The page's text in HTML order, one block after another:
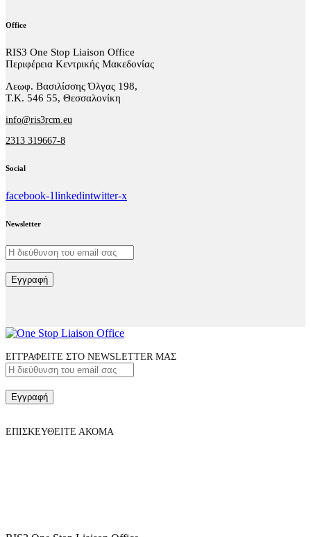
Office
RIS3 One Stop Liaison Office
Περιφέρεια Κεντρικής Μακεδονίας
Λεωφ. Βασιλίσσης Όλγας 198,
Τ.Κ. 546 55, Θεσσαλονίκη
info@ris3rcm.eu
2313 319667-8
Social
facebook-1linkedintwitter-x
Newsletter
Εγγραφή
ΕΓΓΡΑΦΕΙΤΕ ΣΤΟ NEWSLETTER ΜΑΣ
Εγγραφή
ΕΠΙΣΚΕΥΘΕΙΤΕ ΑΚΟΜΑ